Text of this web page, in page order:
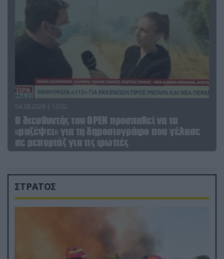
04.08.2026 | 12:02
O διευθυντής του OPEN προσπαθεί να τα
«μαζέψει» για τη δημοσιογράφο που γέλασε
σε ρεπορτάζ για τις φωτιές
ΣΤΡΑΤΟΣ